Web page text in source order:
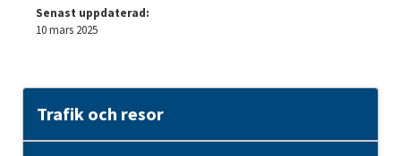
Senast uppdaterad:
10 mars 2025
Trafik och resor